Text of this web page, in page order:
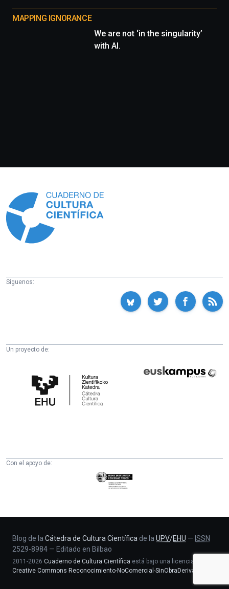
MAPPING IGNORANCE
We are not ‘in the singularity’
with AI.
Síguenos:
Un proyecto de:
Cultura
Científica
Fundazioa
Con el apoyo de:
Eusko
Jaurlaritza
eta
Berrikuntza
saila
Blog de la Cátedra de Cultura Científica de la UPV/EHU — ISSN
2529-8984 — Editado en Bilbao
2011-2026 Cuaderno de Cultura Científica está bajo una licencia
Creative Commons Reconocimiento-NoComercial-SinObraDerivada 4.0